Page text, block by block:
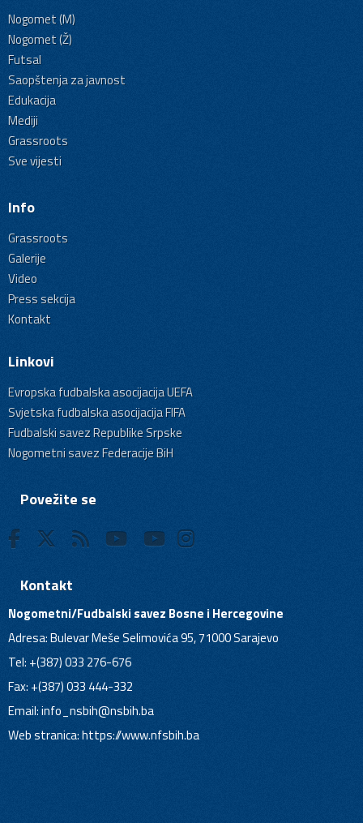
Nogomet (M)
Nogomet (Ž)
Futsal
Saopštenja za javnost
Edukacija
Mediji
Grassroots
Sve vijesti
Info
Grassroots
Galerije
Video
Press sekcija
Kontakt
Linkovi
Evropska fudbalska asocijacija UEFA
Svjetska fudbalska asocijacija FIFA
Fudbalski savez Republike Srpske
Nogometni savez Federacije BiH
Povežite se
Kontakt
Nogometni/Fudbalski savez Bosne i Hercegovine
Adresa: Bulevar Meše Selimovića 95, 71000 Sarajevo
Tel: +(387) 033 276-676
Fax: +(387) 033 444-332
Email:info_nsbih@nsbih.ba
Web stranica: https://www.nfsbih.ba